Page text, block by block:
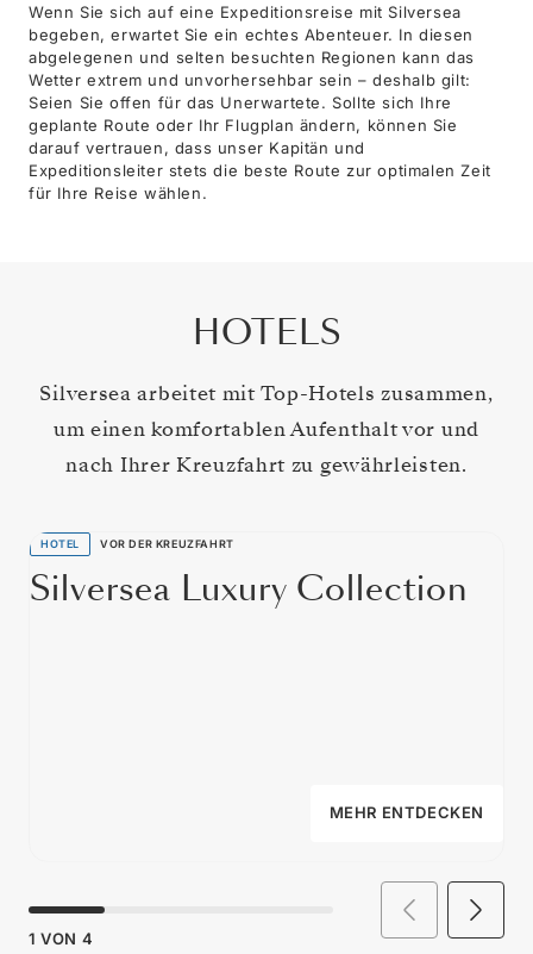
Wenn Sie sich auf eine Expeditionsreise mit Silversea
begeben, erwartet Sie ein echtes Abenteuer. In diesen
abgelegenen und selten besuchten Regionen kann das
Wetter extrem und unvorhersehbar sein – deshalb gilt:
Seien Sie offen für das Unerwartete. Sollte sich Ihre
geplante Route oder Ihr Flugplan ändern, können Sie
darauf vertrauen, dass unser Kapitän und
Expeditionsleiter stets die beste Route zur optimalen Zeit
für Ihre Reise wählen.
HOTELS
Silversea arbeitet mit Top-Hotels zusammen,
um einen komfortablen Aufenthalt vor und
nach Ihrer Kreuzfahrt zu gewährleisten.
HOTEL VOR DER KREUZFAHRT
Silversea Luxury Collection
MEHR ENTDECKEN
1 VON 4